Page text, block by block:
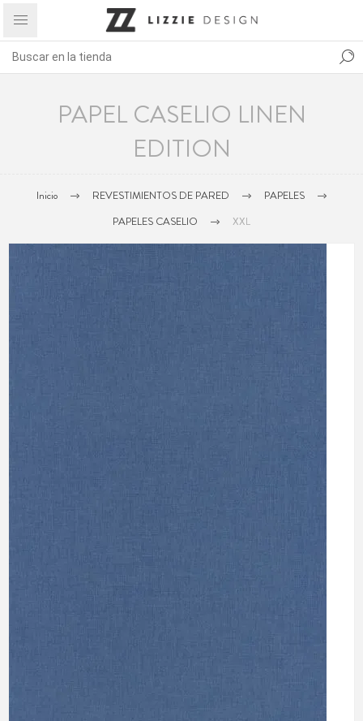
PAPEL CASELIO LINEN
EDITION
Inicio REVESTIMIENTOS DE PARED
PAPELES
PAPELES CASELIO
XXL